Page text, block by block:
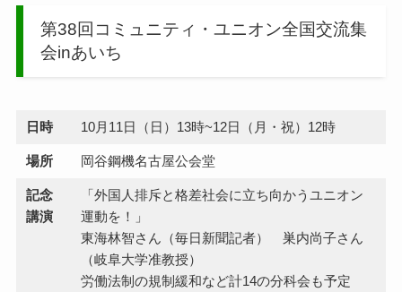
第38回コミュニティ・ユニオン全国交流集
会inあいち
日時 10月11日（日）13時~12日（月・祝）12時
場所 岡谷鋼機名古屋公会堂
記念
講演
「外国人排斥と格差社会に立ち向かうユニオン
運動を！」
東海林智さん（毎日新聞記者） 巣内尚子さん
（岐阜大学准教授）
労働法制の規制緩和など計14の分科会も予定